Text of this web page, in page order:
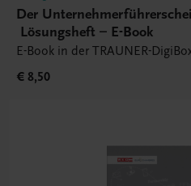
Der
Lösungsheft – E-Book
E-Book in der TRAUNER-
€ 8,50